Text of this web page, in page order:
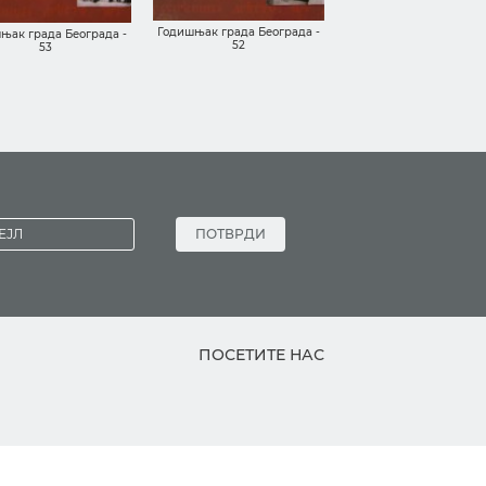
града Београда -
53
Годишњак града Београда -
52
ПОТВРДИ
ПОСЕТИТЕ НАС